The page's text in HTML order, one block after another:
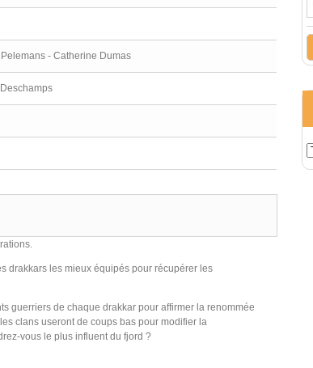
- Catherine Dumas
drakkars les mieux équipés pour récupérer les
guerriers de chaque drakkar pour affirmer la renommée
clans useront de coups bas pour modifier la
vous le plus influent du fjord ?